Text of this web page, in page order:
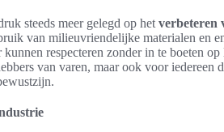
steeds meer gelegd op het verbeteren
van milieuvriendelijke materialen en
kunnen respecteren zonder in te boeten
van varen, maar ook voor iedereen